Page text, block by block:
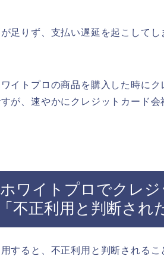
足りず、支払い遅延を起こしてし
イトプロの商品を購入した時にク
が、速やかにクレジットカード会
ワイトプロでクレジ
不正利用と判断され
すると、不正利用と判断されるこ